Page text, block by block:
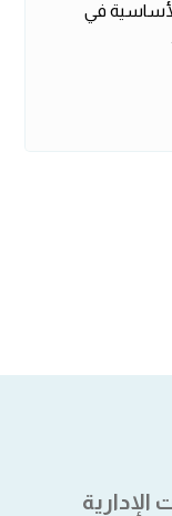
في